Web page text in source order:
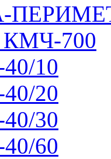
700
10
20
30
60